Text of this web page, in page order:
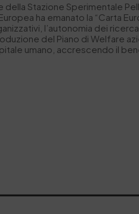
Stazione Sperimentale
ha emanato la “Carta
l’autonomia dei
del Piano di Welfare
umano, accrescendo il